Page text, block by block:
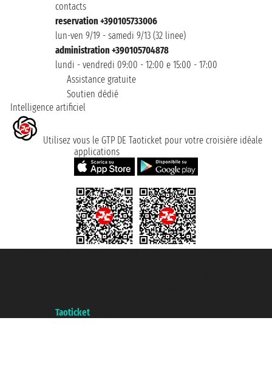
contacts
reservation +390105733006
lun-ven 9/19 - samedi 9/13 (32 linee)
administration +390105704878
lundi - vendredi 09:00 - 12:00 e 15:00 - 17:00
Assistance gratuite
Soutien dédié
Intelligence artificiel
Utilisez vous le GTP DE Taoticket pour votre croisière idéale
applications
Taoticket